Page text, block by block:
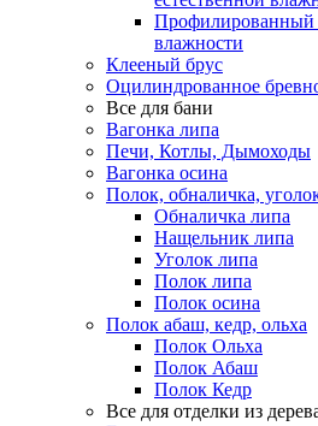
Профилированный
влажности
Клееный брус
Оцилиндрованное
Все для бани
Вагонка липа
Печи, Котлы, Дымоходы
Вагонка осина
Полок, обналичка,
Обналичка липа
Нащельник липа
Уголок липа
Полок липа
Полок осина
Полок абаш, кедр, ольха
Полок Ольха
Полок Абаш
Полок Кедр
Все для отделки из